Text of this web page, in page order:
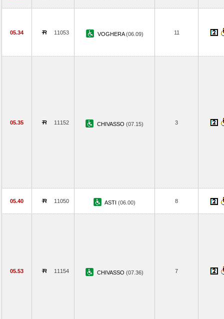
05.34 11053 VOGHERA(06.09) 11
05.35 11152 CHIVASSO (07.15) 3
05.40 11050 ASTI (06.00) 8
05.53 11154 CHIVASSO (07.36) 7